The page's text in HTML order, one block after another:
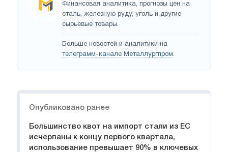
Финансовая аналитика, прогнозы цен на
сталь, железную руду, уголь и другие
сырьевые товары.
Больше новостей и аналитики на
телеграмм-канале Металлургпром.
Опубликовано ранее
Большинство квот на импорт стали из ЕС
исчерпаны к концу первого квартала,
использование превышает 90% в ключевых